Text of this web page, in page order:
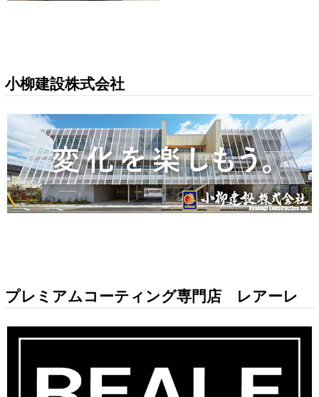
小柳建設株式会社
プレミアムコーティング専門店 レアーレ